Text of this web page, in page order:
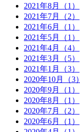
2021年8月（1）
2021年7月（2）
2021年6月（1）
2021年5月（1）
2021年4月（4）
2021年3月（5）
2021年1月（3）
2020年10月（3）
2020年9月（1）
2020年8月（1）
2020年7月（2）
2020年6月（1）